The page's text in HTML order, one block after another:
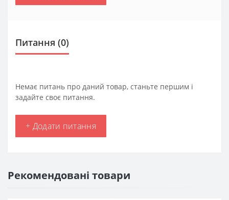
Питання (0)
Немає питань про даний товар, станьте першим і
задайте своє питання.
+ Додати питання
Рекомендовані товари